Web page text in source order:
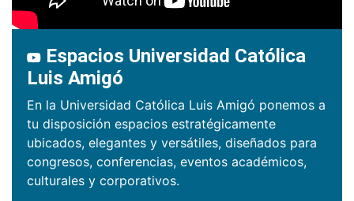
Espacios Universidad Católica
Luis Amigó
En la Universidad Católica Luis Amigó ponemos a
tu disposición espacios estratégicamente
ubicados, elegantes y versátiles, diseñados para
congresos, conferencias, eventos académicos,
culturales y corporativos.